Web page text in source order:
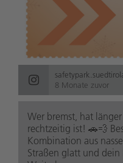
8 Monate zuvor
Wer bremst, hat länger
rechtzeitig ist! 🚗💨
Kombination aus
Straßen glatt und dein